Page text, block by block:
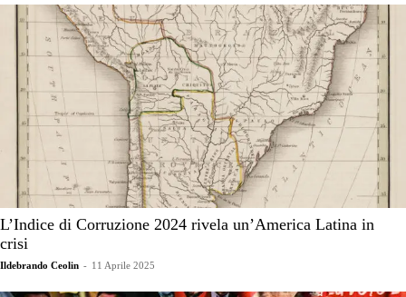
L’Indice di Corruzione 2024 rivela un’America Latina in
crisi
Ildebrando Ceolin - 11 Aprile 2025